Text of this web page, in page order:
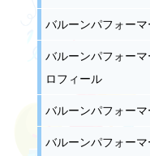
バルーンパフォー
バルーンパフォー
ロフィール
バルーンパフォー
バルーンパフォー